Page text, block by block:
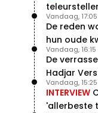
De reden
hun oude
Vandaag, 17:05
De
Hadjar
Vandaag, 16:15
INTERVIEW
'allerbeste
Vandaag, 15:25